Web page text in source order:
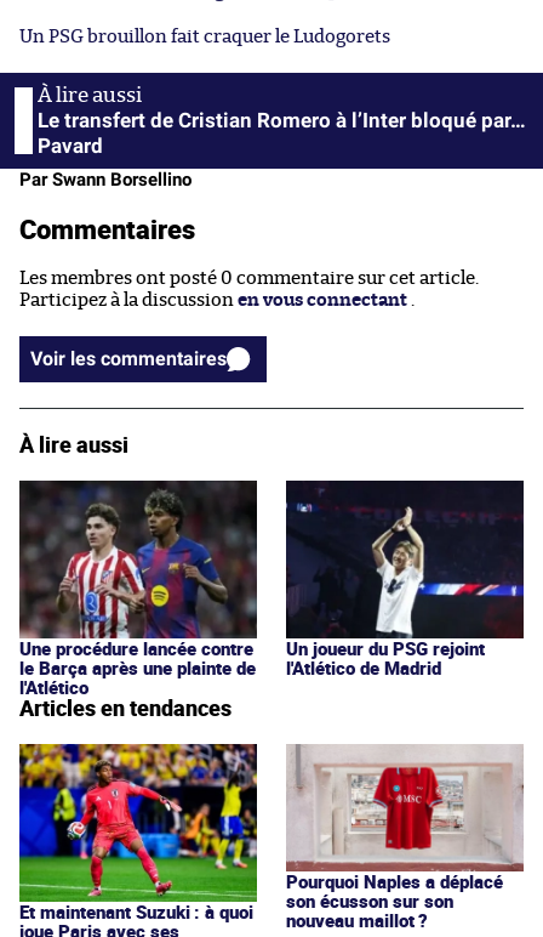
Un PSG brouillon fait craquer le Ludogorets
Le transfert de Cristian Romero à l’Inter bloqué par…
Pavard
Par Swann Borsellino
Commentaires
Les membres ont posté 0 commentaire sur cet article.
Participez à la discussion en vous connectant
Voir les commentaires
À lire aussi
Une procédure lancée contre
le Barça après une plainte de
l'Atlético
Un joueur du PSG rejoint
l'Atlético de Madrid
Articles en tendances
Et maintenant Suzuki : à quoi
joue Paris avec ses
Pourquoi Naples a déplacé
son écusson sur son
nouveau maillot ?